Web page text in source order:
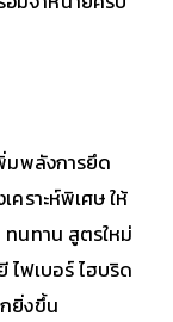
มพลังการยึด
คราะห์พิเศษ ให้
ทนทาน สูตรใหม่
ฟเบอร์ ไฮบริด
ยิ่งขึ้น